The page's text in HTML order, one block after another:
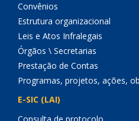
Convênios
Estrutura organizacional
Leis e Atos Infralegais
Órgãos \ Secretarias
Prestação de Contas
Programas, projetos, ações,
E-SIC (LAI)